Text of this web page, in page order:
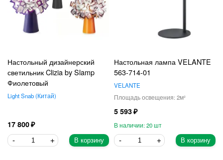
Настольный дизайнерский
светильник Clizia by Slamp
Фиолетовый
Light Snab Китай
17 800
В корзину
Настольная лампа VELANTE
563-714-01
VELANTE
2
5 593
20
В корзину